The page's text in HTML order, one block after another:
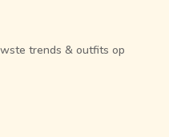
trends & outfits op